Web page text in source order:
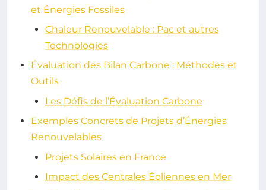
et Énergies Fossiles
Chaleur Renouvelable : Pac et autres
Technologies
Évaluation des Bilan Carbone : Méthodes et
Outils
Les Défis de l’Évaluation Carbone
Exemples Concrets de Projets d’Énergies
Renouvelables
Projets Solaires en France
Impact des Centrales Éoliennes en Mer